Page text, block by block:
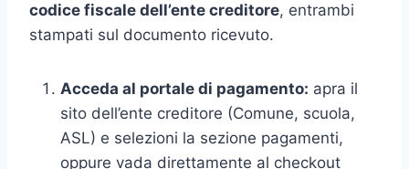
codice fiscale dell’ente creditore, entrambi
stampati sul documento ricevuto.
Acceda al portale di pagamento: apra il
sito dell’ente creditore (Comune, scuola,
ASL) e selezioni la sezione pagamenti,
oppure vada direttamente al checkout